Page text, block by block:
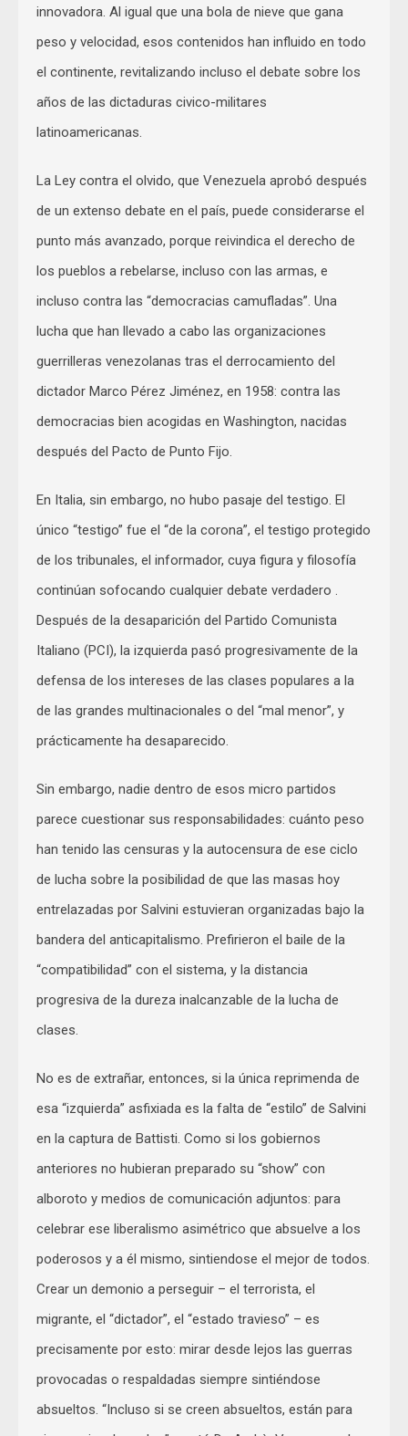
innovadora. Al igual que una bola de nieve que gana
peso y velocidad, esos contenidos han influido en todo
el continente, revitalizando incluso el debate sobre los
años de las dictaduras civico-militares
latinoamericanas.
La Ley contra el olvido, que Venezuela aprobó después
de un extenso debate en el país, puede considerarse el
punto más avanzado, porque reivindica el derecho de
los pueblos a rebelarse, incluso con las armas, e
incluso contra las “democracias camufladas”. Una
lucha que han llevado a cabo las organizaciones
guerrilleras venezolanas tras el derrocamiento del
dictador Marco Pérez Jiménez, en 1958: contra las
democracias bien acogidas en Washington, nacidas
después del Pacto de Punto Fijo.
En Italia, sin embargo, no hubo pasaje del testigo. El
único “testigo” fue el “de la corona”, el testigo protegido
de los tribunales, el informador, cuya figura y filosofía
continúan sofocando cualquier debate verdadero .
Después de la desaparición del Partido Comunista
Italiano (PCI), la izquierda pasó progresivamente de la
defensa de los intereses de las clases populares a la
de las grandes multinacionales o del “mal menor”, y
prácticamente ha desaparecido.
Sin embargo, nadie dentro de esos micro partidos
parece cuestionar sus responsabilidades: cuánto peso
han tenido las censuras y la autocensura de ese ciclo
de lucha sobre la posibilidad de que las masas hoy
entrelazadas por Salvini estuvieran organizadas bajo la
bandera del anticapitalismo. Prefirieron el baile de la
“compatibilidad” con el sistema, y la distancia
progresiva de la dureza inalcanzable de la lucha de
clases.
No es de extrañar, entonces, si la única reprimenda de
esa “izquierda” asfixiada es la falta de “estilo” de Salvini
en la captura de Battisti. Como si los gobiernos
anteriores no hubieran preparado su “show” con
alboroto y medios de comunicación adjuntos: para
celebrar ese liberalismo asimétrico que absuelve a los
poderosos y a él mismo, sintiendose el mejor de todos.
Crear un demonio a perseguir – el terrorista, el
migrante, el “dictador”, el “estado travieso” – es
precisamente por esto: mirar desde lejos las guerras
provocadas o respaldadas siempre sintiéndose
absueltos. “Incluso si se creen absueltos, están para